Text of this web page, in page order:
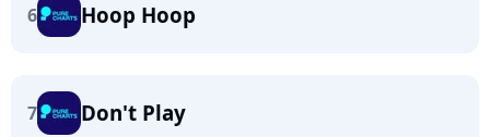
6 Hoop Hoop
7 Don't Play